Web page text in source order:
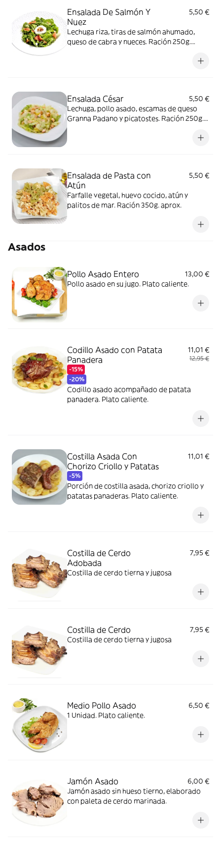
Ensalada De Salmón Y
Nuez
5,50 €
Lechuga riza, tiras de salmón ahumado,
queso de cabra y nueces. Ración 250g.
Ensalada César
5,50 €
Lechuga, pollo asado, escamas de queso
Granna Padano y picatostes. Ración 250g.
Ensalada de Pasta con
Atún
5,50 €
Farfalle vegetal, huevo cocido, atún y
palitos de mar. Ración 350g. aprox.
Asados
Pollo Asado Entero
13,00 €
Pollo asado en su jugo. Plato caliente.
Codillo Asado con Patata
Panadera
-15%
-20%
11,01 €
12,95 €
Codillo asado acompañado de patata
panadera. Plato caliente.
Costilla Asada Con
Chorizo Criollo y Patatas
-5%
11,01 €
Porción de costilla asada, chorizo criollo y
patatas panaderas. Plato caliente.
Costilla de Cerdo
Adobada
7,95 €
Costilla de cerdo tierna y jugosa
Costilla de Cerdo
7,95 €
Costilla de cerdo tierna y jugosa
Medio Pollo Asado
6,50 €
1 Unidad. Plato caliente.
Jamón Asado
6,00 €
Jamón asado sin hueso tierno, elaborado
con paleta de cerdo marinada.